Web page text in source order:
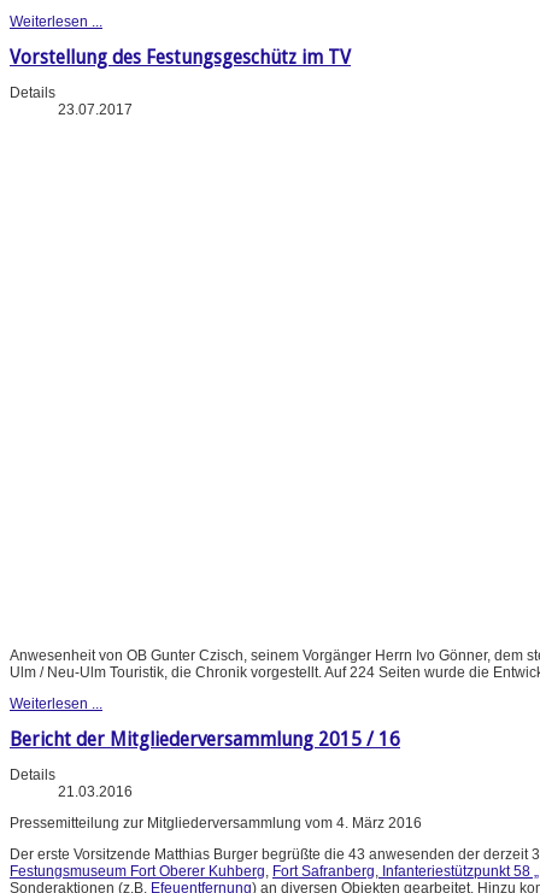
Weiterlesen ...
Vorstellung des Festungsgeschütz im TV
Details
23.07.2017
Anwesenheit von OB Gunter Czisch, seinem Vorgänger Herrn Ivo Gönner, dem
Ulm / Neu-Ulm Touristik, die Chronik vorgestellt. Auf 224 Seiten wurde die
Weiterlesen ...
Bericht der Mitgliederversammlung 2015 / 16
Details
21.03.2016
Pressemitteilung zur Mitgliederversammlung vom 4. März 2016
Der erste Vorsitzende Matthias Burger begrüßte die 43 anwesenden der
Festungsmuseum Fort Oberer Kuhberg Fort Safranberg Infanteriestützpunkt 58
Sonderaktionen (z.B. Efeuentfernung) an diversen Objekten gearbeitet. Hinzu